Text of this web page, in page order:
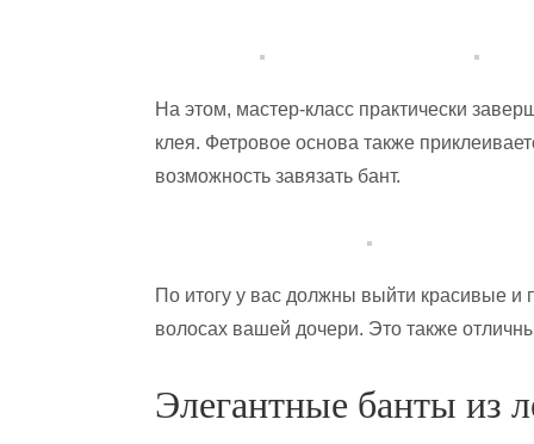
На этом, мастер-класс практически
клея. Фетровое основа также
возможность завязать бант.
По итогу у вас должны выйти красивые
волосах вашей дочери. Это также
Элегантные банты из